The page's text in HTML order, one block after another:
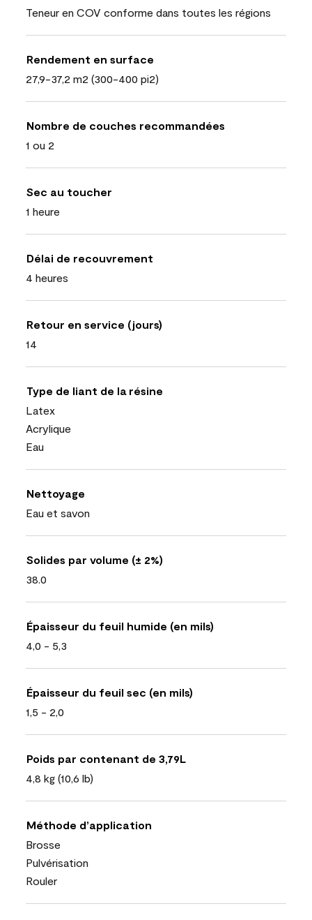
Teneur en COV conforme dans toutes les régions
Rendement en surface
27,9-37,2 m2 (300-400 pi2)
Nombre de couches recommandées
1 ou 2
Sec au toucher
1 heure
Délai de recouvrement
4 heures
Retour en service (jours)
14
Type de liant de la résine
Latex
Acrylique
Eau
Nettoyage
Eau et savon
Solides par volume (± 2%)
38.0
Épaisseur du feuil humide (en mils)
4,0 - 5,3
Épaisseur du feuil sec (en mils)
1,5 - 2,0
Poids par contenant de 3,79L
4,8 kg (10,6 lb)
Méthode d’application
Brosse
Pulvérisation
Rouler